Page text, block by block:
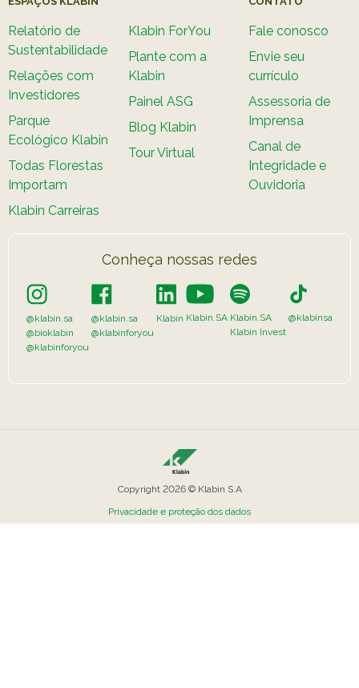
Relatório de
Sustentabilidade
Relações com
Investidores
Parque
Ecológico Klabin
Todas Florestas
Importam
Klabin Carreiras
Klabin ForYou
Plante com a
Klabin
Painel ASG
Blog Klabin
Tour Virtual
Fale conosco
Envie seu
currículo
Assessoria de
Imprensa
Canal de
Integridade e
Ouvidoria
Conheça nossas redes
@klabin.sa
@bioklabin
@klabinforyou
@klabin.sa
@klabinforyou
Klabin Klabin.SA Klabin.SA
Klabin Invest
@klabinsa
Copyright 2026 © Klabin S.A
Privacidade e proteção dos dados